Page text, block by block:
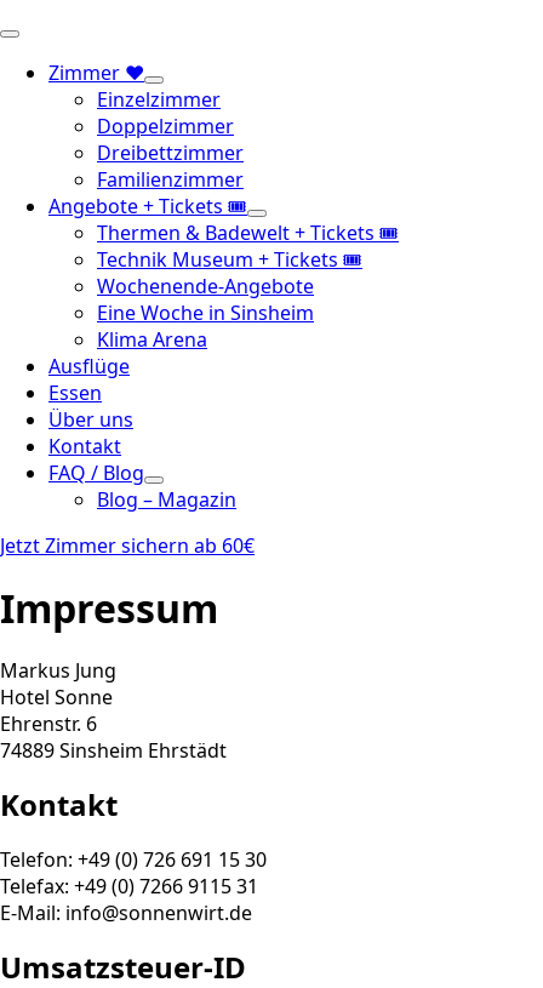
Zimmer ❤️
Einzelzimmer
Doppelzimmer
Dreibettzimmer
Familienzimmer
Angebote + Tickets 🎟️
Thermen & Badewelt + Tickets 🎟️
Technik Museum + Tickets 🎟️
Wochenende-Angebote
Eine Woche in Sinsheim
Klima Arena
Ausflüge
Essen
Über uns
Kontakt
FAQ / Blog
Blog – Magazin
Jetzt Zimmer sichern ab 60€
Impressum
Markus Jung
Hotel Sonne
Ehrenstr. 6
74889 Sinsheim Ehrstädt
Kontakt
Telefon: +49 (0) 726 691 15 30
Telefax: +49 (0) 7266 9115 31
E-Mail: info@sonnenwirt.de
Umsatzsteuer-ID